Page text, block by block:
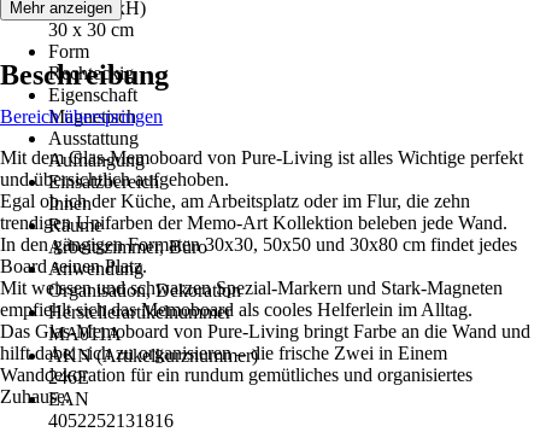
Maße (BxH)
30 x 30 cm
Form
Rechteckig
Eigenschaft
Magnetisch
Ausstattung
Aufhängung
Einsatzbereich
Innen
Räume
Arbeitszimmer, Büro
Anwendung
Organisation, Dekoration
Herstellerartikelnummer
MA011A
AKN (Artikelkurznummer)
246E
EAN
4052252131816
Mehr anzeigen
Beschreibung
Bereich überspringen
Mit dem Glas-Memoboard von Pure-Living ist alles Wichtige perfekt
und übersichtlich aufgehoben.
Egal ob ich der Küche, am Arbeitsplatz oder im Flur, die zehn
trendigen Unifarben der Memo-Art Kollektion beleben jede Wand.
In den gängigen Formaten 30x30, 50x50 und 30x80 cm findet jedes
Board seinen Platz.
Mit weissen und schwarzen Spezial-Markern und Stark-Magneten
empfiehlt sich das Memoboard als cooles Helferlein im Alltag.
Das Glas-Memoboard von Pure-Living bringt Farbe an die Wand und
hilft dabei sich zu organisieren – die frische Zwei in Einem
Wanddekoration für ein rundum gemütliches und organisiertes
Zuhause.